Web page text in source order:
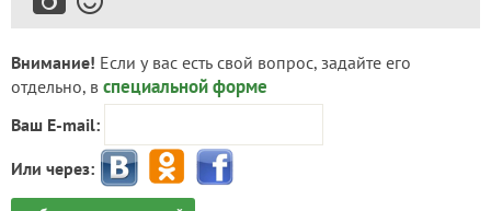
Внимание! Если у вас есть свой вопрос, задайте его
отдельно, в специальной форме
Ваш E-mail:
Или через: